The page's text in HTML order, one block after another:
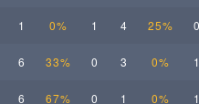
1 0% 1 4 25% 0
6 33% 0 3 0% 1
6 67% 0 1 0% 1